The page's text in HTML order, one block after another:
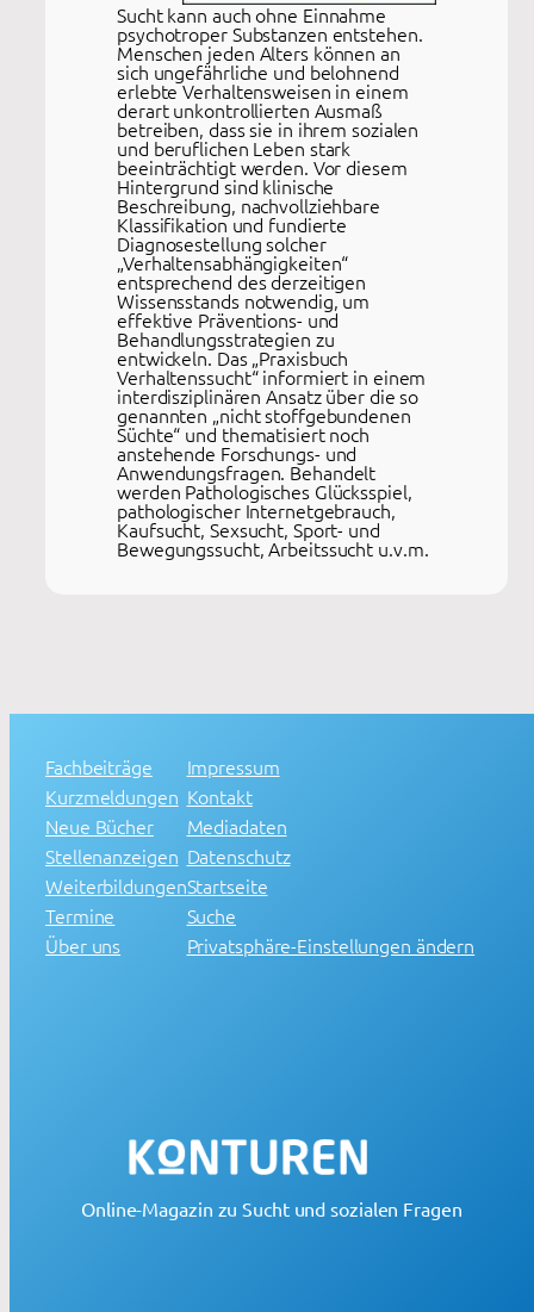
Sucht kann auch ohne Einnahme
psychotroper Substanzen entstehen.
Menschen jeden Alters können an
sich ungefährliche und belohnend
erlebte Verhaltensweisen in einem
derart unkontrollierten Ausmaß
betreiben, dass sie in ihrem sozialen
und beruflichen Leben stark
beeinträchtigt werden. Vor diesem
Hintergrund sind klinische
Beschreibung, nachvollziehbare
Klassifikation und fundierte
Diagnosestellung solcher
„Verhaltensabhängigkeiten“
entsprechend des derzeitigen
Wissensstands notwendig, um
effektive Präventions- und
Behandlungsstrategien zu
entwickeln. Das „Praxisbuch
Verhaltenssucht“ informiert in einem
interdisziplinären Ansatz über die so
genannten „nicht stoffgebundenen
Süchte“ und thematisiert noch
anstehende Forschungs- und
Anwendungsfragen. Behandelt
werden Pathologisches Glücksspiel,
pathologischer Internetgebrauch,
Kaufsucht, Sexsucht, Sport- und
Bewegungssucht, Arbeitssucht u.v.m.
Fachbeiträge
Kurzmeldungen
Neue Bücher
Stellenanzeigen
Weiterbildungen
Termine
Über uns
Impressum
Kontakt
Mediadaten
Datenschutz
Startseite
Suche
Privatsphäre-Einstellungen ändern
Online-Magazin zu Sucht und sozialen Fragen